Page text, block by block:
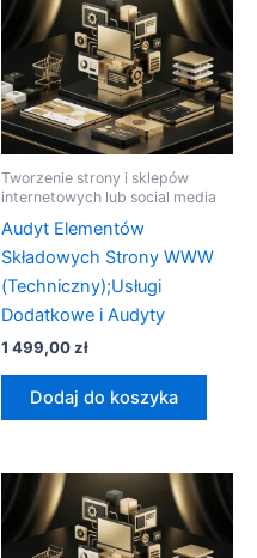
Tworzenie strony i sklepów
internetowych lub social media
Audyt Elementów
Składowych Strony WWW
(Techniczny);Usługi
Dodatkowe i Audyty
1 499,00zł
Dodaj do koszyka